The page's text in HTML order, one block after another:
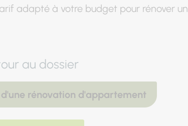
adapté à votre budget pour rénover un
au dossier
rénovation d'appartement